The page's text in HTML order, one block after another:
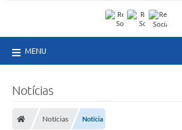
MENU
Notícias
Notícias Notícia